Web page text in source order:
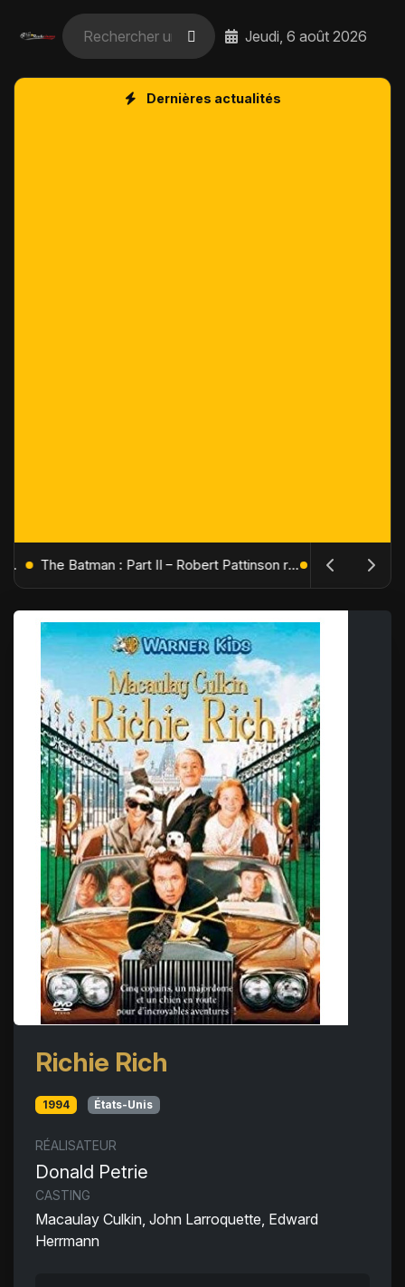
Jeudi, 6 août 2026
Dernières actualités
L'Âge de Glace : Le Réveil du Volcan – Manny, Sid et Diego de retour pour une aventure explosive The Batman : Part II – Robert Pattinson replonge dans les ténèbres de Gotham dès octobre 2027
Richie Rich
1994 États-Unis
RÉALISATEUR
Donald Petrie
CASTING
Macaulay Culkin, John Larroquette, Edward
Herrmann